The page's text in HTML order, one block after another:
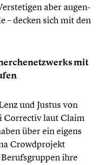
aber augen­
– decken sich mit den
mit
und Justus von
Correctiv laut Claim
über ein eigens
Crowd­pro­jekt
ihre